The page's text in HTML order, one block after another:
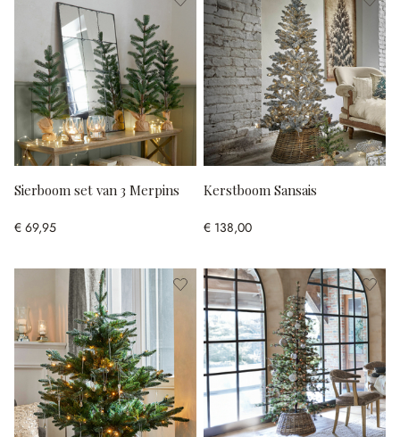
Sierboom set van 3 Merpins
€ 69,95
Kerstboom Sansais
€ 138,00